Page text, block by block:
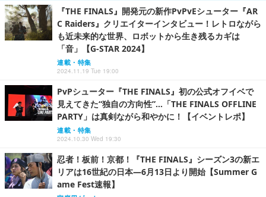
『THE FINALS』開発元の新作PvPvEシューター『AR
C Raiders』クリエイターインタビュー！レトロながら
も近未来的な世界、ロボットから生き残るカギは
「音」【G-STAR 2024】
連載・特集
2024.11.19 Tue 19:00
PvPシューター『THE FINALS』初の公式オフイベで
見えてきた“独自の方向性”…「THE FINALS OFFLINE
PARTY」は真剣ながら和やかに！【イベントレポ】
連載・特集
2024.10.30 Wed 19:30
忍者！板前！京都！『THE FINALS』シーズン3の新エ
リアは16世紀の日本―6月13日より開始【Summer G
ame Fest速報】